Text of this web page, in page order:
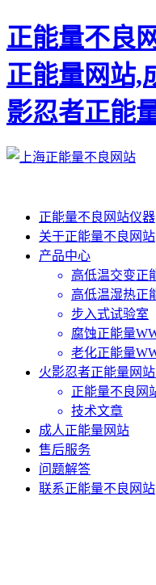
正能量不良
正能量网站,
影忍者正能
正能量不良网站仪器
关于正能量不良网站
产品中心
高低温交变正
高低温湿热正
步入式试验室
腐蚀正能量
老化正能量
火影忍者正能量网
正能量不良网
技术文章
成人正能量网站
售后服务
问题解答
联系正能量不良网站